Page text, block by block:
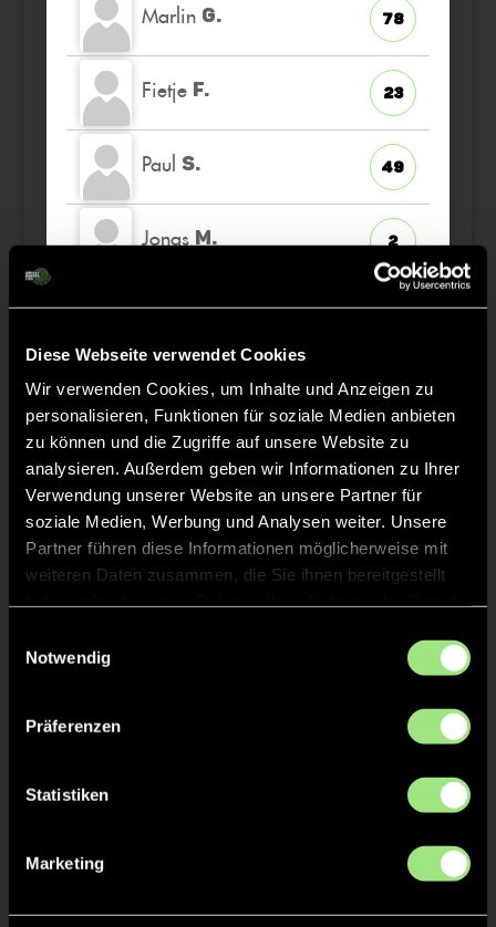
Diese Webseite verwendet Cookies
Wir verwenden Cookies, um Inhalte und Anzeigen zu
personalisieren, Funktionen für soziale Medien anbieten
zu können und die Zugriffe auf unsere Website zu
analysieren. Außerdem geben wir Informationen zu Ihrer
Verwendung unserer Website an unsere Partner für
soziale Medien, Werbung und Analysen weiter. Unsere
Partner führen diese Informationen möglicherweise mit
weiteren Daten zusammen, die Sie ihnen bereitgestellt
Notwendig
Präferenzen
Statistiken
Marketing
Marlin G. 78
Fietje F. 23
Paul S. 49
Jonas M. 2
Emil H.
Simon B. 42
Konstantin V. 8
Moritz K. 61
Staff